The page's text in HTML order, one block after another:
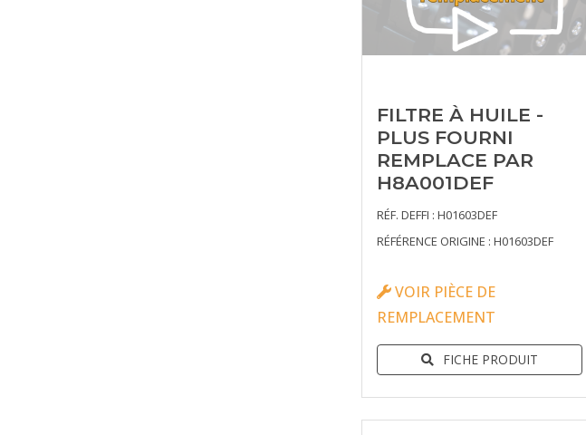
FILTRE À HUILE -
PLUS FOURNI
REMPLACE PAR
H8A001DEF
RÉF. DEFFI : H01603DEF
RÉFÉRENCE ORIGINE : H01603DEF
VOIR PIÈCE DE
REMPLACEMENT
FICHE PRODUIT